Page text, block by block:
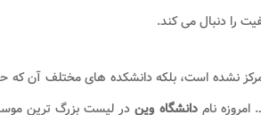
را دنبال می کند.
امروزه نامدانشگاه وین در لیست بزرگ ترین